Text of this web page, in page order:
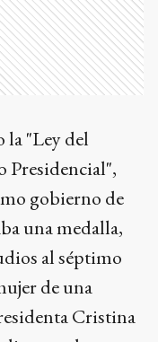
la "Ley del
Presidencial",
gobierno de
una medalla,
al séptimo
de una
Cristina